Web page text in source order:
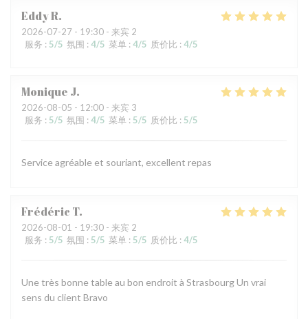
EddyR
2026-07-27 - 19:30 - 来宾 2
服务 : 5/5 氛围 : 4/5 菜单 : 4/5 质价比 : 4/5
Monique J
2026-08-05 - 12:00 - 来宾 3
服务 : 5/5 氛围 : 4/5 菜单 : 5/5 质价比 : 5/5
Service agréable et souriant, excellent repas
Frédéric T
2026-08-01 - 19:30 - 来宾 2
服务 : 5/5 氛围 : 5/5 菜单 : 5/5 质价比 : 4/5
Une très bonne table au bon endroit à Strasbourg Un vrai
sens du client Bravo